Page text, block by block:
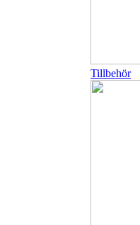
Tillbehör